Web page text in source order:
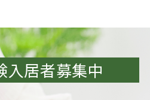
入居者募集中